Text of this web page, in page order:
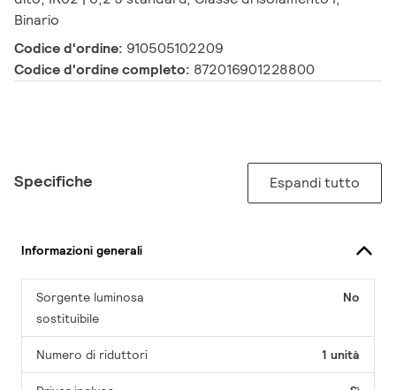
Binario
Codice d'ordine: 910505102209
Codice d'ordine completo: 872016901228800
Specifiche Espandi tutto
Informazioni generali
Sorgente luminosa
sostituibile
No
Numero di riduttori 1 unità